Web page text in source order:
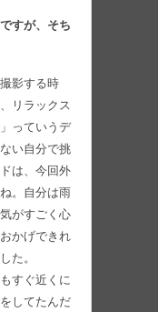
すが、そち
影する時
リラックス
っていうデ
い自分で挑
は、今回外
。自分は雨
がすごく心
かげできれ
た。
すぐ近くに
してたんだ